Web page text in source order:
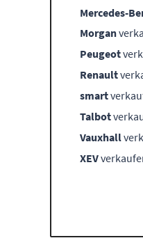
Mercedes-
Morgan
Peugeot
Renault
smart
Talbot
Vauxhall
XEV